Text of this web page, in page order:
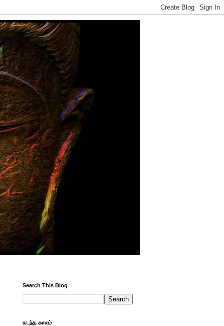
Search This Blog
கடந்த காலம்